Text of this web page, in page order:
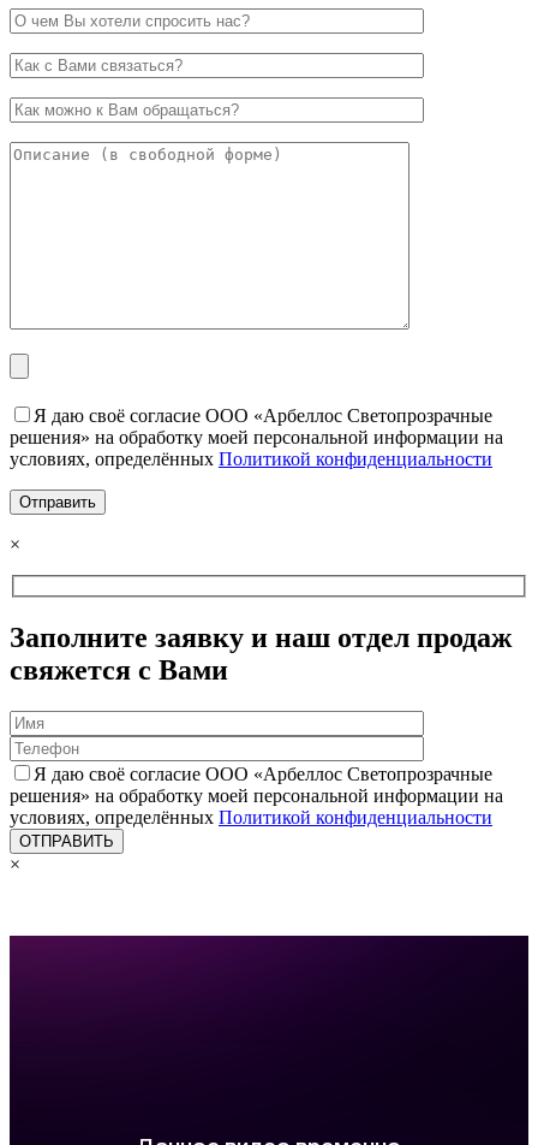
Я даю своё согласие ООО «Арбеллос Светопрозрачные
решения» на обработку моей персональной информации на
условиях, определённых Политикой конфиденциальности
×
Заполните заявку и наш отдел продаж
свяжется с Вами
Я даю своё согласие ООО «Арбеллос Светопрозрачные
решения» на обработку моей персональной информации на
условиях, определённых Политикой конфиденциальности
×